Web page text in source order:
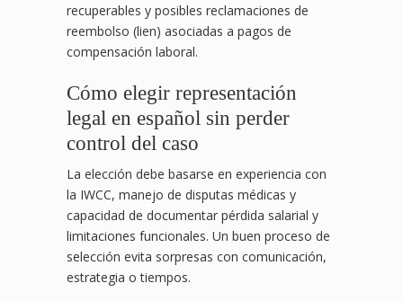
recuperables y posibles reclamaciones de
reembolso (lien) asociadas a pagos de
compensación laboral.
Cómo elegir representación
legal en español sin perder
control del caso
La elección debe basarse en experiencia con
la IWCC, manejo de disputas médicas y
capacidad de documentar pérdida salarial y
limitaciones funcionales. Un buen proceso de
selección evita sorpresas con comunicación,
estrategia o tiempos.